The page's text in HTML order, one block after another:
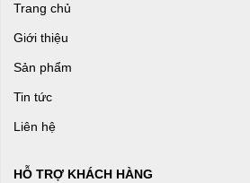
Trang chủ
Giới thiệu
Sản phẩm
Tin tức
Liên hệ
HỖ TRỢ KHÁCH HÀNG